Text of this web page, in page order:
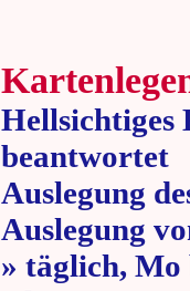
Hellsichtiges
beantwortet
Auslegung
Auslegung
» täglich, Mo